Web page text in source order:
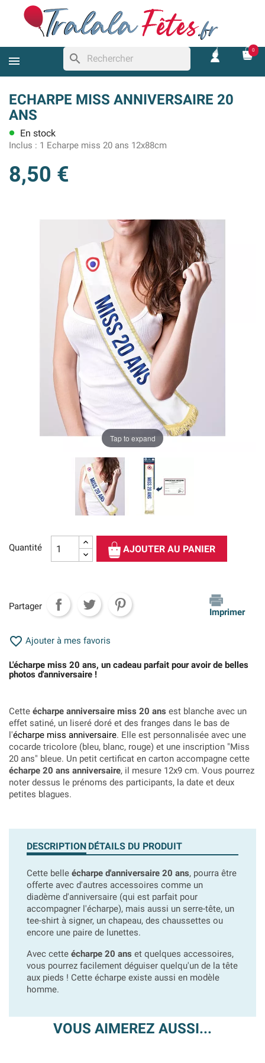
search
0
ECHARPE MISS ANNIVERSAIRE 20
ANS
lens En stock
Inclus : 1 Echarpe miss 20 ans 12x88cm
8,50 €
Tap to expand
Quantité AJOUTER AU PANIER
Partager
Imprimer
 Ajouter à mes favoris
L'écharpe miss 20 ans, un cadeau parfait pour avoir de belles
photos d'anniversaire !
Cette écharpe anniversaire miss 20 ans est blanche avec un
effet satiné, un liseré doré et des franges dans le bas de
l'écharpe miss anniversaire. Elle est personnalisée avec une
cocarde tricolore (bleu, blanc, rouge) et une inscription "Miss
20 ans" bleue. Un petit certificat en carton accompagne cette
écharpe 20 ans anniversaire, il mesure 12x9 cm. Vous pourrez
noter dessus le prénoms des participants, la date et deux
petites blagues.
DESCRIPTION DÉTAILS DU PRODUIT
Cette belle écharpe d'anniversaire 20 ans, pourra être
offerte avec d'autres accessoires comme un
diadème d'anniversaire (qui est parfait pour
accompagner l'écharpe), mais aussi un serre-tête, un
tee-shirt à signer, un chapeau, des chaussettes ou
encore une paire de lunettes.
Avec cette écharpe 20 ans et quelques accessoires,
vous pourrez facilement déguiser quelqu'un de la tête
aux pieds ! Cette écharpe existe aussi en modèle
homme.
VOUS AIMEREZ AUSSI...